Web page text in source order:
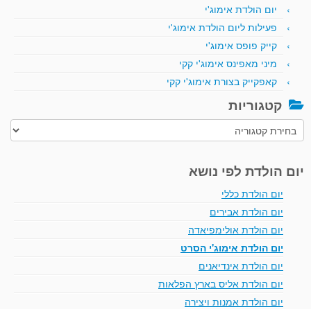
יום הולדת אימוג'י
פעילות ליום הולדת אימוג'י
קייק פופס אימוג'י
מיני מאפינס אימוג'י קקי
קאפקייק בצורת אימוג'י קקי
קטגוריות
קטגוריות
יום הולדת לפי נושא
יום הולדת כללי
יום הולדת אבירים
יום הולדת אולימפיאדה
יום הולדת אימוג'י הסרט
יום הולדת אינדיאנים
יום הולדת אליס בארץ הפלאות
יום הולדת אמנות ויצירה